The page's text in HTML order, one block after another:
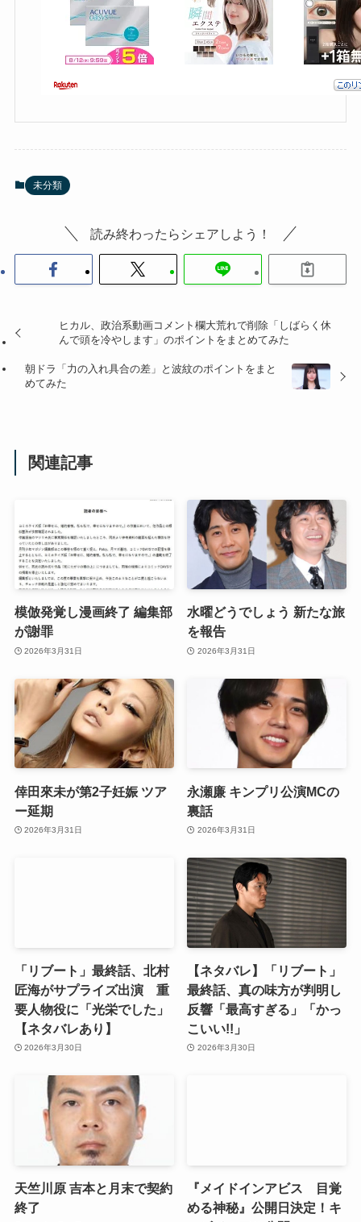
未分類
読み終わったらシェアしよう！
ヒカル、政治系動画コメント欄大荒れで削除「しばらく休
んで頭を冷やします」のポイントをまとめてみた
朝ドラ「力の入れ具合の差」と波紋のポイントをまと
めてみた
関連記事
模倣発覚し漫画終了 編集部
が謝罪
2026年3月31日
水曜どうでしょう 新たな旅
を報告
2026年3月31日
倖田來未が第2子妊娠 ツア
ー延期
2026年3月31日
永瀬廉 キンプリ公演MCの
裏話
2026年3月31日
「リブート」最終話、北村
匠海がサプライズ出演 重
要人物役に「光栄でした」
【ネタバレあり】
2026年3月30日
【ネタバレ】「リブート」
最終話、真の味方が判明し
反響「最高すぎる」「かっ
こいい!!」
2026年3月30日
天竺川原 吉本と月末で契約
終了
『メイドインアビス 目覚
める神秘』公開日決定！キ